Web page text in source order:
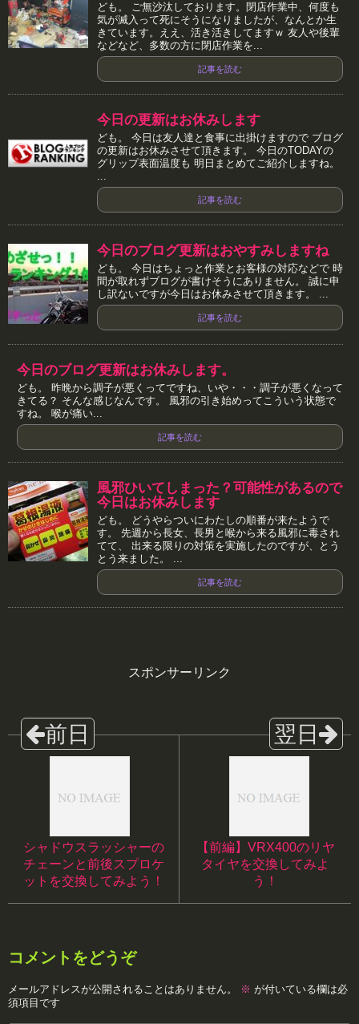
ども。 ご無沙汰しております。閉店作業中、何度も
気が滅入って死にそうになりましたが、なんとか生
きています。ええ、活き活きしてますｗ 友人や後輩
などなど、多数の方に閉店作業を...
記事を読む
今日の更新はお休みします
ども。 今日は友人達と食事に出掛けますので ブログ
の更新はお休みさせて頂きます。 今日のTODAYの
グリップ表面温度も 明日まとめてご紹介しますね。
...
記事を読む
今日のブログ更新はおやすみしますね
ども。 今日はちょっと作業とお客様の対応などで 時
間が取れずブログが書けそうにありません。 誠に申
し訳ないですが今日はお休みさせて頂きます。 ...
記事を読む
今日のブログ更新はお休みします。
ども。 昨晩から調子が悪くってですね、いや・・・調子が悪くなって
きてる？ そんな感じなんです。 風邪の引き始めってこういう状態で
すね。 喉が痛い...
記事を読む
風邪ひいてしまった？可能性があるので
今日はお休みします
ども。 どうやらついにわたしの順番が来たようで
す。 先週から長女、長男と喉から来る風邪に毒され
てて、 出来る限りの対策を実施したのですが、とう
とう来ました。 ...
記事を読む
スポンサーリンク
シャドウスラッシャーの
チェーンと前後スプロケ
ットを交換してみよう！
【前編】VRX400のリヤ
タイヤを交換してみよ
う！
コメントをどうぞ
メールアドレスが公開されることはありません。 ※ が付いている欄は必
須項目です